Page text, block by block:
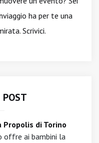
ha per te una
Scrivici.
POST
di Torino
offre ai bambini la